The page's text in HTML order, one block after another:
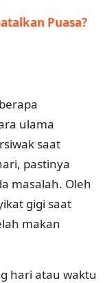
Puasa?
ulama
saat
pastinya
masalah. Oleh
gigi saat
makan
hari atau waktu